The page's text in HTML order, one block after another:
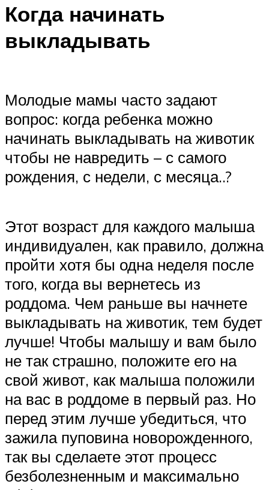
Когда начинать
выкладывать
Молодые мамы часто задают
вопрос: когда ребенка можно
начинать выкладывать на животик
чтобы не навредить – с самого
рождения, с недели, с месяца..?
Этот возраст для каждого малыша
индивидуален, как правило, должна
пройти хотя бы одна неделя после
того, когда вы вернетесь из
роддома. Чем раньше вы начнете
выкладывать на животик, тем будет
лучше! Чтобы малышу и вам было
не так страшно, положите его на
свой живот, как малыша положили
на вас в роддоме в первый раз. Но
перед этим лучше убедиться, что
зажила пуповина новорожденного,
так вы сделаете этот процесс
безболезненным и максимально